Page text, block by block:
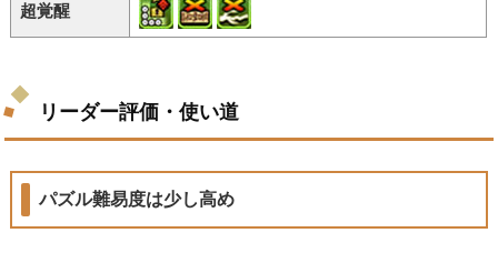
超覚醒
リーダー評価・使い道
パズル難易度は少し高め